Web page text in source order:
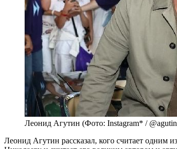
Леонид Агутин (Фото: Instagram* /
Леонид Агутин рассказал, кого считает одним